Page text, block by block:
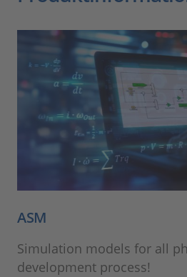
ASM
Simulation models for all
development process!